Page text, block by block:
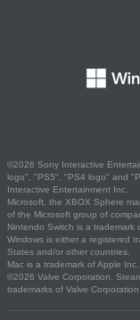
©2026 Sony Interactive
logo", "PS5", "PS4 logo" and
Interactive Entertainment Inc.
Microsoft, the XBOX Sphere
of the Microsoft group of
Nintendo Switch is a trademark
Windows is either a registered
States and/or other countries.
Mac is a trademark of Apple Inc.
©2026 Valve Corporation.
trademarks of Valve